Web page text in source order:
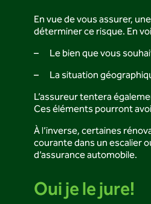
En vue de vous assurer,
déterminer ce risque. En
– Le bien que vous
– La situation
L’assureur tentera
Ces éléments pourront
À l’inverse, certaines
courante dans un escalier
d’assurance automobile.
Oui je le jure!